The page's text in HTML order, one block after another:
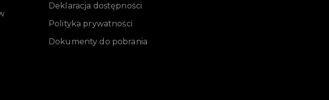
Deklaracja dostępności
Polityka prywatności
Dokumenty do pobrania